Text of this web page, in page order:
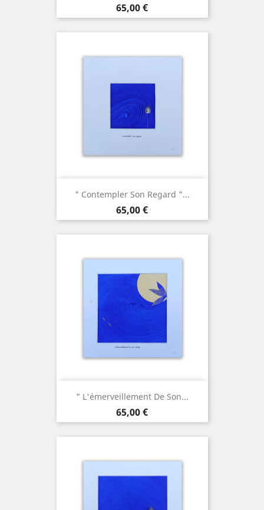
Prix
65,00 €
" Contempler Son Regard "...
Prix
65,00 €
" L'émerveillement De Son...
Prix
65,00 €